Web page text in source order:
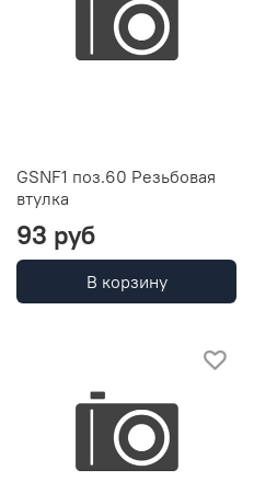
GSNF1 поз.60 Резьбовая
втулка
93 руб
В корзину